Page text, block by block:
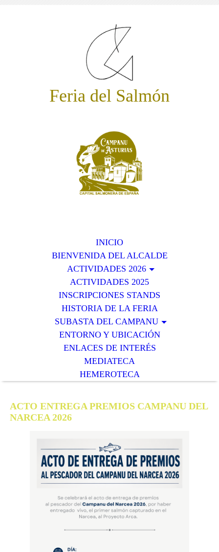
Feria del Salmón
INICIO
BIENVENIDA DEL ALCALDE
ACTIVIDADES 2026
ACTIVIDADES 2025
INSCRIPCIONES STANDS
HISTORIA DE LA FERIA
SUBASTA DEL CAMPANU
ENTORNO Y UBICACIÓN
ENLACES DE INTERÉS
MEDIATECA
HEMEROTECA
ACTO ENTREGA PREMIOS CAMPANU DEL
NARCEA 2026